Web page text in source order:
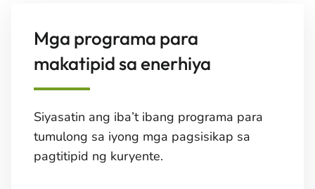
Mga programa para
makatipid sa enerhiya
Siyasatin ang iba’t ibang programa para
tumulong sa iyong mga pagsisikap sa
pagtitipid ng kuryente.